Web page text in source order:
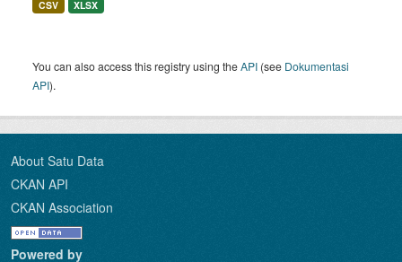
CSV XLSX
You can also access this registry using theAPI (see Dokumentasi
API).
About Satu Data
CKAN API
CKAN Association
Powered by